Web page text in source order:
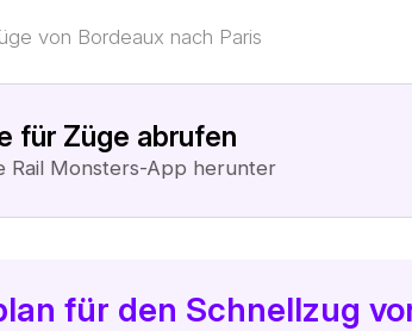
von Bordeaux nach Paris
für Züge abrufen
Rail Monsters-App herunter
für den Schnellzug